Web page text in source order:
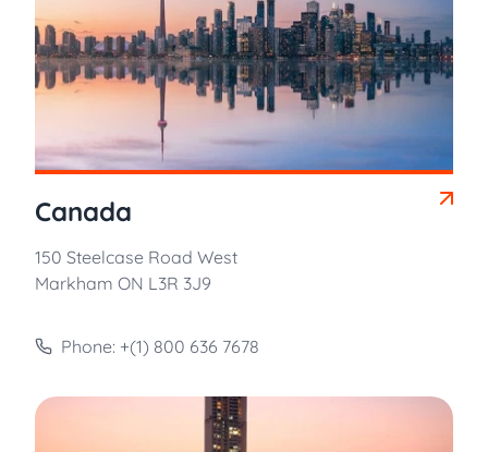
Canada
150 Steelcase Road West
Markham ON L3R 3J9
Phone: +(1) 800 636 7678